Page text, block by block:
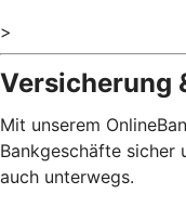
>
Versicherung
Mit unserem
Bankgeschäfte sicher
auch unterwegs.